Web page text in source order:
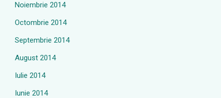
Noiembrie 2014
Octombrie 2014
Septembrie 2014
August 2014
Iulie 2014
Iunie 2014